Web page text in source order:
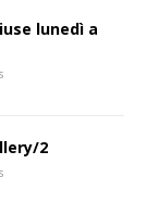
lunedì a
2